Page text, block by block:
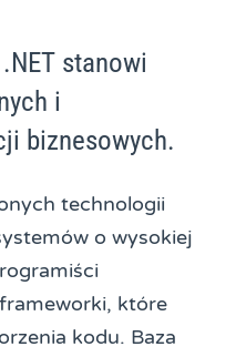
stanowi
i
biznesowych.
technologii
o wysokiej
które
kodu. Baza